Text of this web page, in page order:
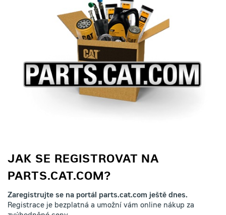
JAK SE REGISTROVAT NA
PARTS.CAT.COM?
Zaregistrujte se na portál parts.cat.com ještě dnes.
Registrace je bezplatná a umožní vám online nákup za